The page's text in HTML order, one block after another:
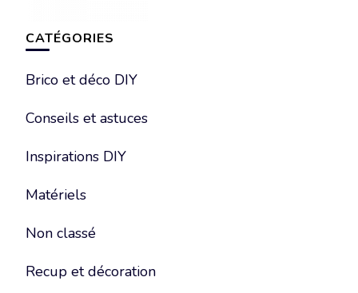
CATÉGORIES
Brico et déco DIY
Conseils et astuces
Inspirations DIY
Matériels
Non classé
Recup et décoration